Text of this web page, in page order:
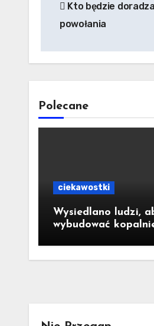
wpisu
Kto będzie
powołania
Polecane
ciekawostki
Wysiedlano ludzi,
wybudować